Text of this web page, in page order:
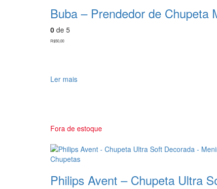
Buba – Prendedor de Chupeta
0 de 5
R$50,00
Ler mais
Fora de estoque
Chupetas
Philips Avent – Chupeta Ultra